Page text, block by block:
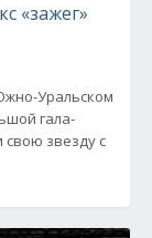
«зажег»
Уральском
гала-
свою звезду с